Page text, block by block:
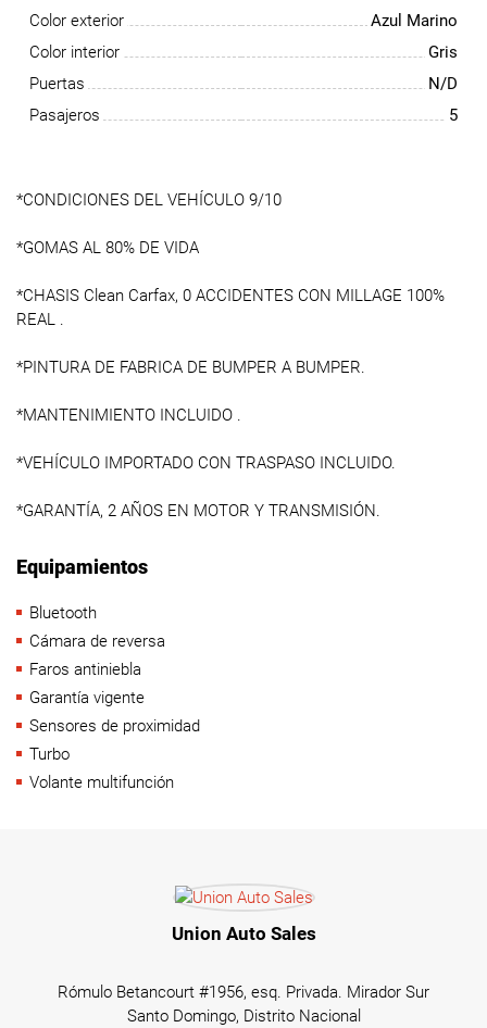
Color exterior
Azul Marino
Color interior
Gris
Puertas
N/D
Pasajeros
5
*CONDICIONES DEL VEHÍCULO 9/10
*GOMAS AL 80% DE VIDA
*CHASIS Clean Carfax, 0 ACCIDENTES CON MILLAGE 100%
REAL .
*PINTURA DE FABRICA DE BUMPER A BUMPER.
*MANTENIMIENTO INCLUIDO .
*VEHÍCULO IMPORTADO CON TRASPASO INCLUIDO.
*GARANTÍA, 2 AÑOS EN MOTOR Y TRANSMISIÓN.
Equipamientos
Bluetooth
Cámara de reversa
Faros antiniebla
Garantía vigente
Sensores de proximidad
Turbo
Volante multifunción
Union Auto Sales
Rómulo Betancourt #1956, esq. Privada. Mirador Sur
Santo Domingo, Distrito Nacional